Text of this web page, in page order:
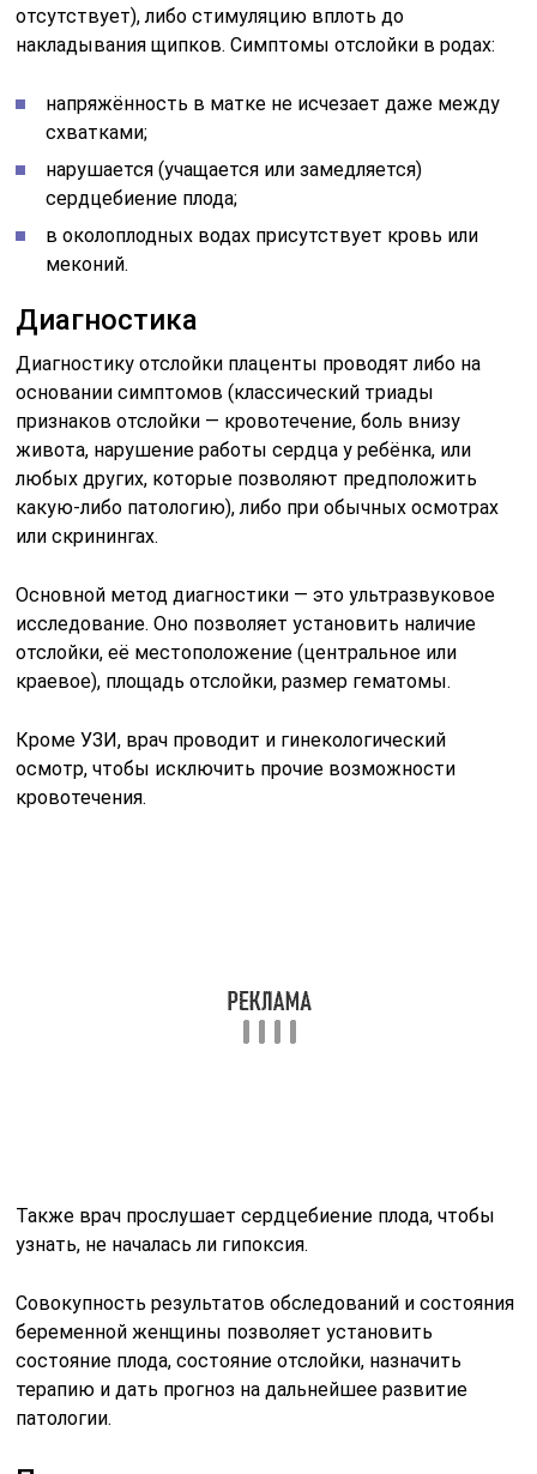
отсутствует), либо стимуляцию вплоть до
накладывания щипков. Симптомы отслойки в родах:
напряжённость в матке не исчезает даже между
схватками;
нарушается (учащается или замедляется)
сердцебиение плода;
в околоплодных водах присутствует кровь или
меконий.
Диагностика
Диагностику отслойки плаценты проводят либо на
основании симптомов (классический триады
признаков отслойки — кровотечение, боль внизу
живота, нарушение работы сердца у ребёнка, или
любых других, которые позволяют предположить
какую-либо патологию), либо при обычных осмотрах
или скринингах.
Основной метод диагностики — это ультразвуковое
исследование. Оно позволяет установить наличие
отслойки, её местоположение (центральное или
краевое), площадь отслойки, размер гематомы.
Кроме УЗИ, врач проводит и гинекологический
осмотр, чтобы исключить прочие возможности
кровотечения.
Также врач прослушает сердцебиение плода, чтобы
узнать, не началась ли гипоксия.
Совокупность результатов обследований и состояния
беременной женщины позволяет установить
состояние плода, состояние отслойки, назначить
терапию и дать прогноз на дальнейшее развитие
патологии.